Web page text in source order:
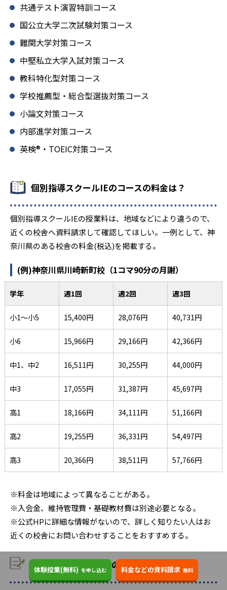
共通テスト演習特訓コース
国公立大学二次試験対策コース
難関大学対策コース
中堅私立大学入試対策コース
教科特化型対策コース
学校推薦型・総合型選抜対策コース
小論文対策コース
内部進学対策コース
英検®・TOEIC対策コース
個別指導スクールIEのコースの料金は？
個別指導スクールIEの授業料は、地域などにより違うので、
近くの校舎へ資料請求して確認してほしい。一例として、神
奈川県のある校舎の料金(税込)を掲載する。
(例)神奈川県川崎新町校（1コマ90分の月謝）
学年 週1回 週2回 週3回
小1～小5 15,400円 28,076円 40,731円
小6 15,966円 29,166円 42,366円
中1、中2 16,511円 30,255円 44,000円
中3 17,055円 31,387円 45,697円
高1 18,166円 34,111円 51,166円
高2 19,255円 36,331円 54,497円
高3 20,366円 38,511円 57,766円
※料金は地域によって異なることがある。
※入会金、維持管理費・基礎教材費は別途必要となる。
※公式HPに詳細な情報がないので、詳しく知りたい人はお
近くの校舎にお問い合わせすることをおすすめする。
個別指導スクールIEのよくある質問
体験授業(無料) を申し込む 料金などの資料請求 無料